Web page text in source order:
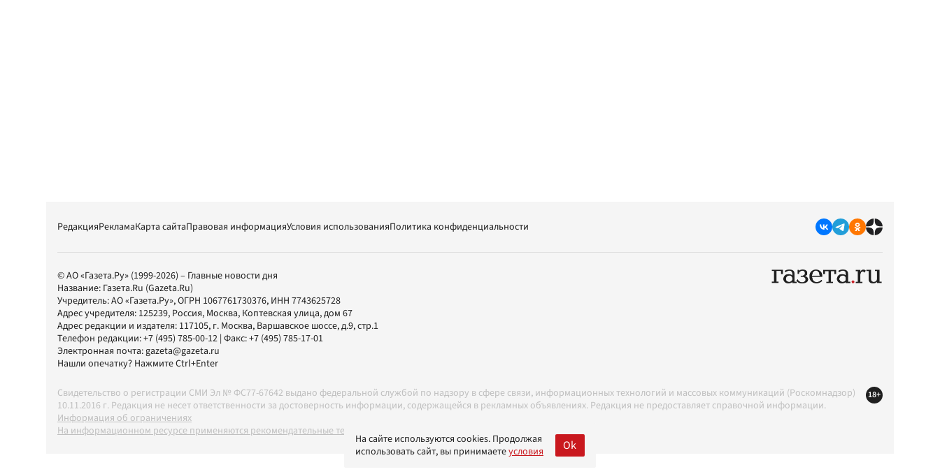
РедакцияРекламаКарта сайтаПравовая информацияУсловия использованияПолитика конфиденциальности
© АО «Газета.Ру» (1999-2026) – Главные новости дня
Название: Газета.Ru (Gazeta.Ru)
Учредитель:АО «Газета.Ру», ОГРН 1067761730376, ИНН 7743625728
Адрес учредителя: 125239, Россия, Москва, Коптевская улица, дом 67
Адрес редакции и издателя: 117105, г. Москва, Варшавское шоссе, д.9, стр.1
Телефон редакции:+7 (495) 785-00-12 | Факс:+7 (495) 785-17-01
Электронная почта:gazeta@gazeta.ru
Нашли опечатку? Нажмите Ctrl+Enter
Свидетельство о регистрации СМИ Эл № ФС77-67642 выдано федеральной службой по надзору в сфере связи, информационных технологий и массовых коммуникаций (Роскомнадзор)
10.11.2016 г. Редакция не несет ответственности за достоверность информации, содержащейся в рекламных объявлениях. Редакция не предоставляет справочной информации.
Информация об ограничениях
На информационном ресурсе применяются рекомендательные технологии в соответствии с Правилами
18+
На сайте используются cookies. Продолжая
использовать сайт, вы принимаетеусловия Ok